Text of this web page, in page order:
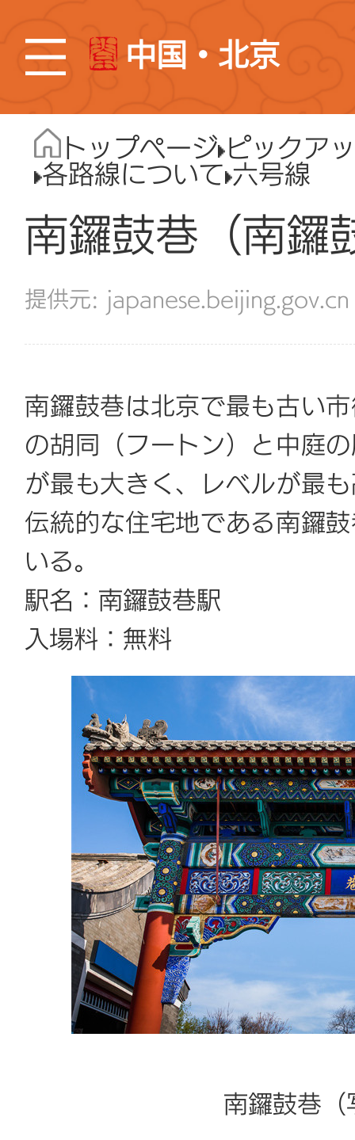
中国・北京
トップページ ピックア
各路線について 六号線
南鑼鼓巷（南鑼
japanese.beijing.gov.cn
南鑼鼓巷は北京で最も古い
の胡同（フートン）と中庭
が最も大きく、レベルが最
伝統的な住宅地である南鑼
いる。
駅名：南鑼鼓巷駅
入場料：無料
南鑼鼓巷